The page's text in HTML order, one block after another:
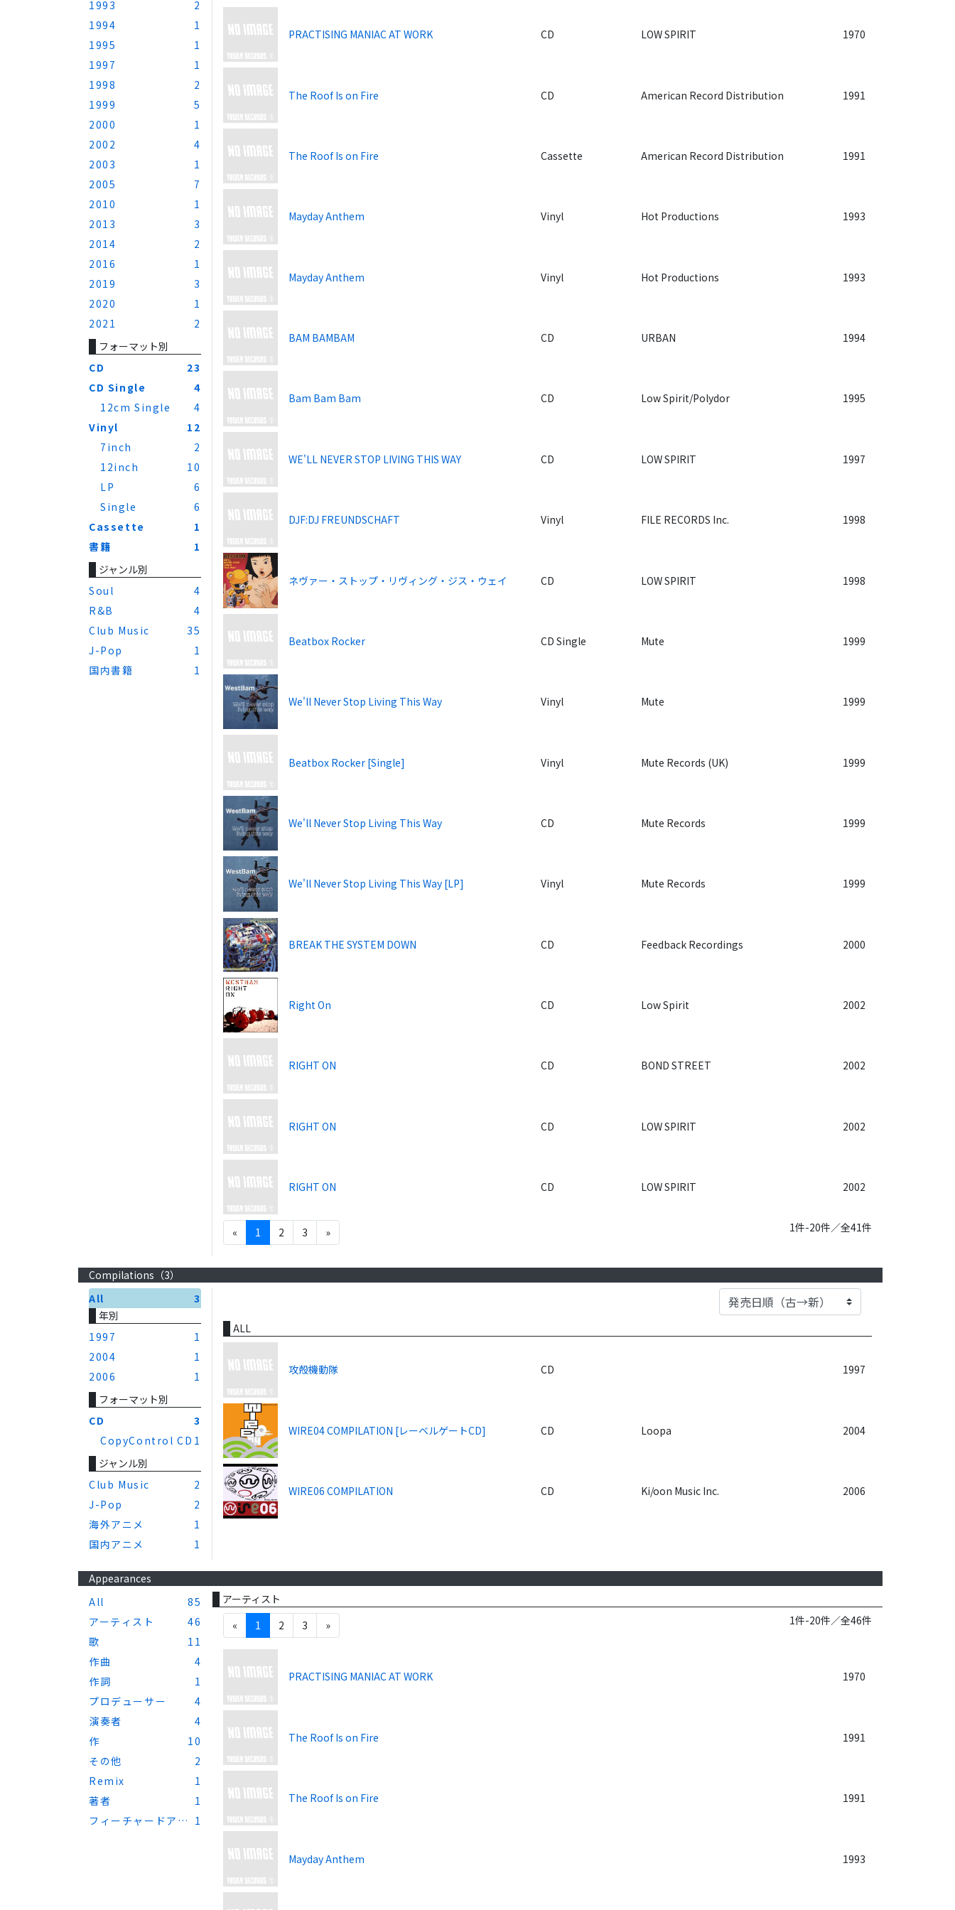
1993
2
1994
1
1995
1
1997
1
1998
2
1999
5
2000
1
2002
4
2003
1
2005
7
2010
1
2013
3
2014
2
2016
1
2019
3
2020
1
2021
2
フォーマット別
CD
23
CD Single
4
12cm Single
4
Vinyl
12
7inch
2
12inch
10
LP
6
Single
6
Cassette
1
書籍
1
ジャンル別
Soul
4
R&B
4
Club Music
35
J-Pop
1
国内書籍
1
PRACTISING MANIAC AT WORK CD LOW SPIRIT 1970
The Roof Is on Fire CD American Record Distribution 1991
The Roof Is on Fire Cassette American Record Distribution 1991
Mayday Anthem Vinyl Hot Productions 1993
Mayday Anthem Vinyl Hot Productions 1993
BAM BAMBAM CD URBAN 1994
Bam Bam Bam CD Low Spirit/Polydor 1995
WE'LL NEVER STOP LIVING THIS WAY CD LOW SPIRIT 1997
DJF:DJ FREUNDSCHAFT Vinyl FILE RECORDS Inc. 1998
ネヴァー・ストップ・リヴィング・ジス・ウェイ CD LOW SPIRIT 1998
Beatbox Rocker CD Single Mute 1999
We'll Never Stop Living This Way Vinyl Mute 1999
Beatbox Rocker [Single] Vinyl Mute Records (UK) 1999
We'll Never Stop Living This Way CD Mute Records 1999
We'll Never Stop Living This Way [LP] Vinyl Mute Records 1999
BREAK THE SYSTEM DOWN CD Feedback Recordings 2000
Right On CD Low Spirit 2002
RIGHT ON CD BOND STREET 2002
RIGHT ON CD LOW SPIRIT 2002
RIGHT ON CD LOW SPIRIT 2002
« 1 2 3 » 1件-20件／全41件
Compilations（3）
All
3
年別
1997
1
2004
1
2006
1
フォーマット別
CD
3
CopyControl CD 1
ジャンル別
Club Music
2
J-Pop
2
海外アニメ
1
国内アニメ
1
ALL
攻殻機動隊 CD 1997
WIRE04 COMPILATION [レーベルゲートCD] CD Loopa 2004
WIRE06 COMPILATION CD Ki/oon Music Inc. 2006
Appearances
All
85
アーティスト
46
歌
11
作曲
4
作詞
1
プロデューサー
4
演奏者
4
作
10
その他
2
Remix
1
著者
1
フィーチャードアー 1
アーティスト
«
1 2 3 » 1件-20件／全46件
PRACTISING MANIAC AT WORK 1970
The Roof Is on Fire 1991
The Roof Is on Fire 1991
Mayday Anthem 1993